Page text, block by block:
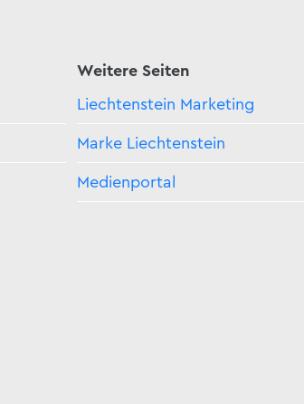
Weitere Seiten
Liechtenstein Marketing
Marke Liechtenstein
Medienportal